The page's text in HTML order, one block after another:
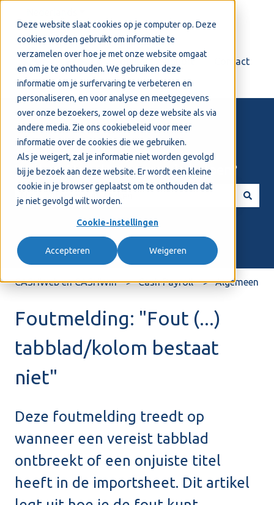
Deze website slaat cookies op je computer op. Deze
cookies worden gebruikt om informatie te
verzamelen over hoe je met onze website omgaat
en om je te onthouden. We gebruiken deze
informatie om je surfervaring te verbeteren en
personaliseren, en voor analyse en meetgegevens
over onze bezoekers, zowel op deze website als via
andere media. Zie ons cookiebeleid voor meer
informatie over de cookies die we gebruiken.
Als je weigert, zal je informatie niet worden gevolgd
bij je bezoek aan deze website. Er wordt een kleine
cookie in je browser geplaatst om te onthouden dat
je niet gevolgd wilt worden.
Cookie-instellingen
Accepteren Weigeren
Support Contact
Welkom! Hoe kunnen we je helpen?
CASHWeb en CASHWin Cash Payroll Algemeen
Foutmelding: "Fout (...)
tabblad/kolom bestaat
niet"
Deze foutmelding treedt op
wanneer een vereist tabblad
ontbreekt of een onjuiste titel
heeft in de importsheet. Dit artikel